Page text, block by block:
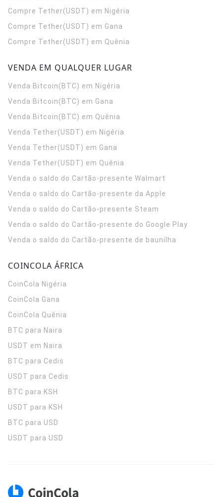
Compre Tether(USDT) em Nigéria
Compre Tether(USDT) em Gana
Compre Tether(USDT) em Quênia
VENDA EM QUALQUER LUGAR
Venda Bitcoin(BTC) em Nigéria
Venda Bitcoin(BTC) em Gana
Venda Bitcoin(BTC) em Quênia
Venda Tether(USDT) em Nigéria
Venda Tether(USDT) em Gana
Venda Tether(USDT) em Quênia
Venda o saldo do Cartão-presente Walmart
Venda o saldo do Cartão-presente da Apple
Venda o saldo do Cartão-presente Steam
Venda o saldo do Cartão-presente do Google Play
Venda o saldo do Cartão-presente de baunilha
COINCOLA ÁFRICA
CoinCola Nigéria
CoinCola Gana
CoinCola Quênia
BTC para Naira
USDT em Naira
BTC para Cedis
USDT para Cedis
BTC para KSH
USDT para KSH
BTC para USD
USDT para USD